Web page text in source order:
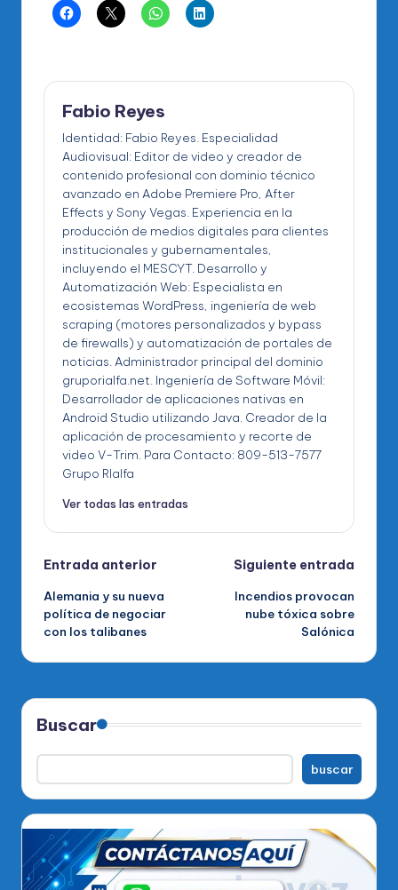
Fabio Reyes
Identidad: Fabio Reyes. Especialidad
Audiovisual: Editor de video y creador de
contenido profesional con dominio técnico
avanzado en Adobe Premiere Pro, After
Effects y Sony Vegas. Experiencia en la
producción de medios digitales para clientes
institucionales y gubernamentales,
incluyendo el MESCYT. Desarrollo y
Automatización Web: Especialista en
ecosistemas WordPress, ingeniería de web
scraping (motores personalizados y bypass
de firewalls) y automatización de portales de
noticias. Administrador principal del dominio
gruporialfa.net. Ingeniería de Software Móvil:
Desarrollador de aplicaciones nativas en
Android Studio utilizando Java. Creador de la
aplicación de procesamiento y recorte de
video V-Trim. Para Contacto: 809-513-7577
Grupo RIalfa
Ver todas las entradas
Navegación
de
entradas
Entrada anterior
Alemania y su nueva
política de negociar
con los talibanes
Siguiente entrada
Incendios provocan
nube tóxica sobre
Salónica
Buscar
buscar